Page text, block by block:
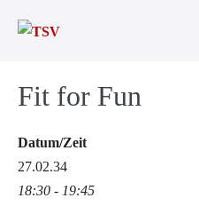
Inhalt
Fit for Fun
Datum/Zeit
27.02.34
18:30 - 19:45